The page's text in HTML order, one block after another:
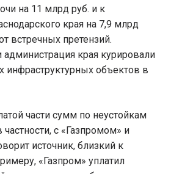
на 11 млрд руб. и к
края на 7,9 млрд
встречных претензий.
администрация края курировали
инфраструктурных объектов в
части сумм по неустойкам
с «Газпромом» и
источник, близкий к
«Газпром» уплатил